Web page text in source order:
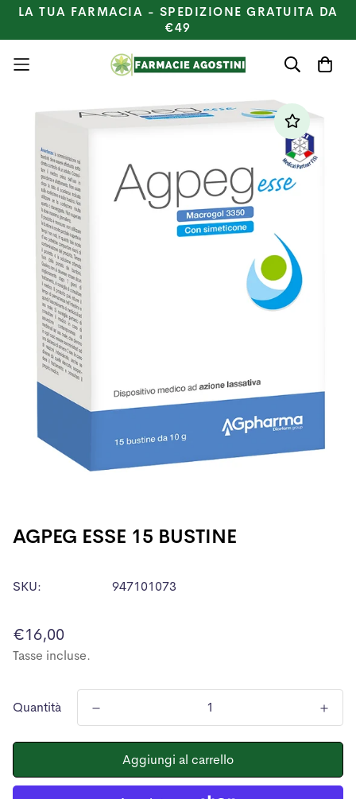
LA TUA FARMACIA - SPEDIZIONE GRATUITA DA
€49
AGPEG ESSE 15 BUSTINE
SKU: 947101073
Prezzo
normale
€16,00
Tasse incluse.
Quantità
Aggiungi al carrello